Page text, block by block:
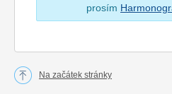
prosím
Na začátek stránky